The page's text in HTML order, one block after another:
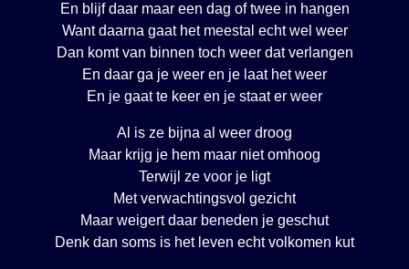
En blijf daar maar een dag of twee in hangen
Want daarna gaat het meestal echt wel weer
Dan komt van binnen toch weer dat verlangen
En daar ga je weer en je laat het weer
En je gaat te keer en je staat er weer
Al is ze bijna al weer droog
Maar krijg je hem maar niet omhoog
Terwijl ze voor je ligt
Met verwachtingsvol gezicht
Maar weigert daar beneden je geschut
Denk dan soms is het leven echt volkomen kut